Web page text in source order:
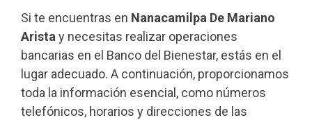
Si te encuentras en Nanacamilpa De Mariano
Arista y necesitas realizar operaciones
bancarias en el Banco del Bienestar, estás en el
lugar adecuado. A continuación, proporcionamos
toda la información esencial, como números
telefónicos, horarios y direcciones de las